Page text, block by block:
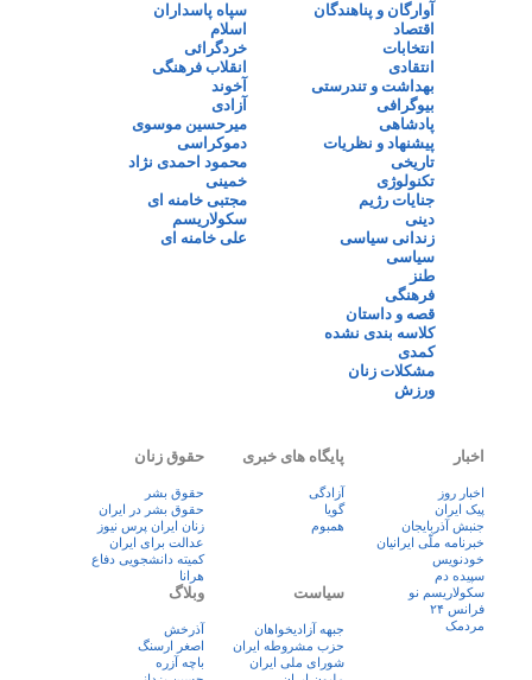
آوارگان و پناهندگان
اقتصاد
انتخابات
انتقادی
بهداشت و تندرستی
بیوگرافی
پادشاهی
پیشنهاد و نظریات
تاریخی
تکنولوژی
جنایات رژیم
دینی
زندانی سیاسی
سیاسی
طنز
فرهنگی
قصه و داستان
کلاسه بندی نشده
کمدی
مشکلات زنان
ورزش
سپاه پاسداران
اسلام
خردگرائی
انقلاب فرهنگی
آخوند
آزادی
میرحسین موسوی
دموکراسی
محمود احمدی نژاد
خمینی
مجتبی خامنه ای
سکولاریسم
علی خامنه ای
اخبار
اخبار روز
پيک ايران
جنبش آذربایجان
خبرنامه ملّی ایرانیان
خودنویس
سپیده دم
سکولاریسم نو
فرانس ۲۴
مردمک
پایگاه های خبری
آزادگی
گویا
همبوم
حقوق زنان
حقوق بشر
حقوق بشر در ایران
زنان ايران پرس نيوز
عدالت برای ایران
کمیته دانشجویی دفاع
هرانا
سیاست
جبهه آزادیخواهان
حزب مشروطه ایران
شورای ملی ایران
وبلاگ
آذرخش
اصغر ارسنگ
باچه آزره